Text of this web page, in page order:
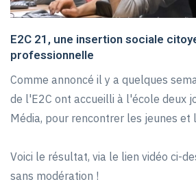
E2C 21, une insertion sociale
professionnelle
Comme annoncé il y a quelques
de l'E2C ont accueilli à l'école deux
Média, pour rencontrer les jeunes et
Voici le résultat, via le lien vidéo ci-
sans modération !